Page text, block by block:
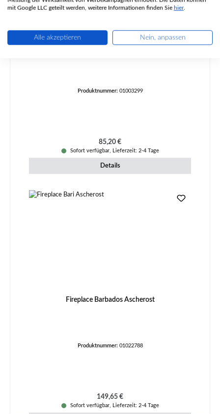
Fireplace Barbados Zugumlenkung unten
Produktnummer: 01003299
Regulärer Preis:
85,20 €
Sofort verfügbar, Lieferzeit: 2-4 Tage
Details
Fireplace Barbados Ascherost
Produktnummer: 01022788
Regulärer Preis:
149,65 €
Sofort verfügbar, Lieferzeit: 2-4 Tage
mit Google LLC geteilt werden, weitere Informationen finden Sie hier.
Alle akzeptieren Nein, anpassen